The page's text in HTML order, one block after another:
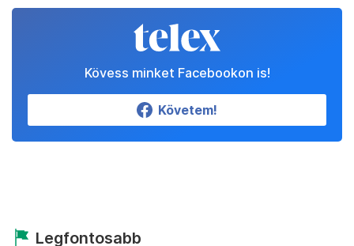
Kövess minket Facebookon is!
Követem!
Legfontosabb